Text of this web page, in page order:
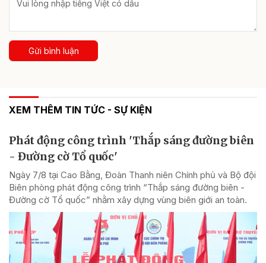
Gửi bình luận
XEM THÊM TIN TỨC - SỰ KIỆN
Phát động công trình 'Thắp sáng đường biên
- Đường cờ Tổ quốc'
Ngày 7/8 tại Cao Bằng, Đoàn Thanh niên Chính phủ và Bộ đội
Biên phòng phát động công trình “Thắp sáng đường biên -
Đường cờ Tổ quốc” nhằm xây dựng vùng biên giới an toàn.